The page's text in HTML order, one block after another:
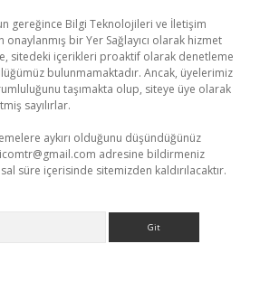
gereğince Bilgi Teknolojileri ve İletişim
onaylanmış bir Yer Sağlayıcı olarak hizmet
sitedeki içerikleri proaktif olarak denetleme
bulunmamaktadır. Ancak, üyelerimiz
taşımakta olup, siteye üye olarak
sayılırlar.
aykırı olduğunu düşündüğünüz
adresine bildirmeniz
süre içerisinde sitemizden kaldırılacaktır.